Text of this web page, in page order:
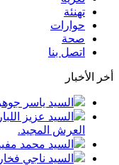
تهنئة
حوارات
صحة
اتصل بنا
أخر الأخبار
السيد ياسر جوهر
السيد عزيز
العرش المجيد.
السيد محمد مفيد
السيد ناجي